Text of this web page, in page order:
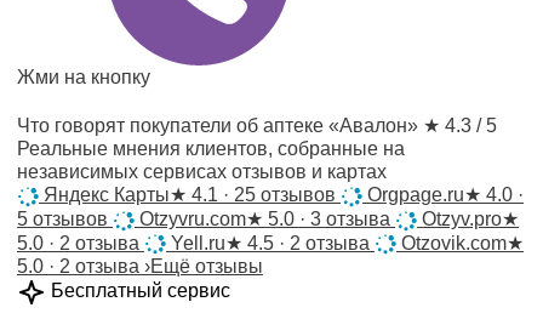
Жми на кнопку
Что говорят покупатели об аптеке «Авалон» ★ 4.3 / 5
Реальные мнения клиентов, собранные на
независимых сервисах отзывов и картах
Яндекс Карты★ 4.1 · 25 отзывов Orgpage.ru★ 4.0 ·
5 отзывов
Otzyvru.com★ 5.0 · 3 отзыва Otzyv.pro★
5.0 · 2 отзыва
Yell.ru★ 4.5 · 2 отзыва Otzovik.com★
5.0 · 2 отзыва ›Ещё отзывы
Бесплатный сервис